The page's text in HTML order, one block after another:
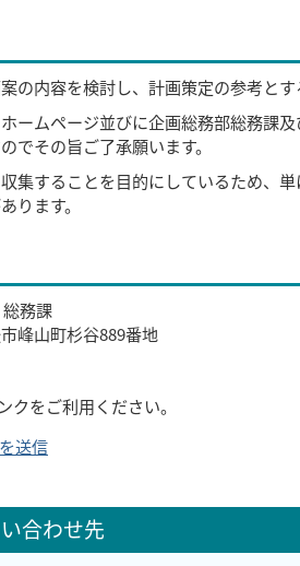
の内容を検討し、計画策定の参考とす
ームページ並びに企画総務部総務課
でその旨ご了承願います。
集することを目的にしているため、
ります。
務課
峰山町杉谷889番地
をご利用ください。
送信
合わせ先